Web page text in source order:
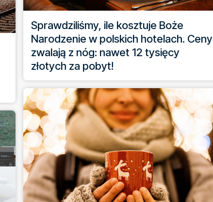
Sprawdziliśmy, ile kosztuje Boże
Narodzenie w polskich hotelach. Ceny
zwalają z nóg: nawet 12 tysięcy
złotych za pobyt!